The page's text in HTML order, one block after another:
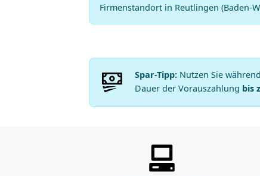
Firmenstandort in Reutlingen (Baden-
Spar-Tipp: Nutzen Sie
Dauer der Vorauszahlung bis